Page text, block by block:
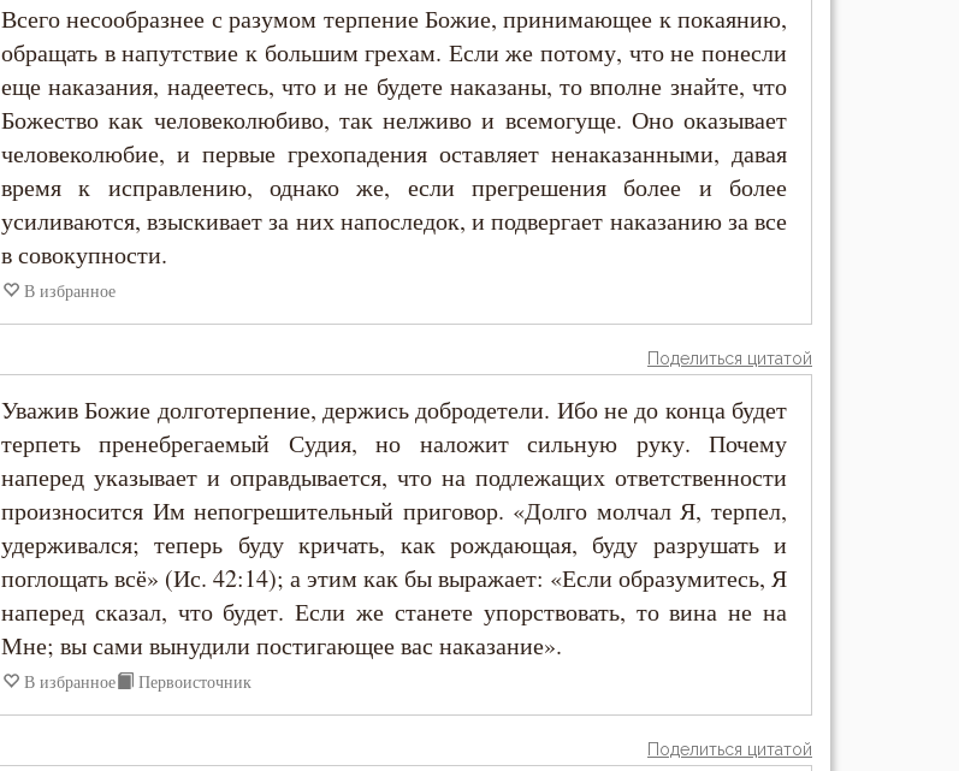
Всего несообразнее с разумом терпение Божие, принимающее к покаянию,
обращать в напутствие к большим грехам. Если же потому, что не понесли
еще наказания, надеетесь, что и не будете наказаны, то вполне знайте, что
Божество как человеколюбиво, так нелживо и всемогуще. Оно оказывает
человеколюбие, и первые грехопадения оставляет ненаказанными, давая
время к исправлению, однако же, если прегрешения более и более
усиливаются, взыскивает за них напоследок, и подвергает наказанию за все
в совокупности.
В избранное
Поделиться цитатой
Уважив Божие долготерпение, держись добродетели. Ибо не до конца будет
терпеть пренебрегаемый Судия, но наложит сильную руку. Почему
наперед указывает и оправдывается, что на подлежащих ответственности
произносится Им непогрешительный приговор. «Долго молчал Я, терпел,
удерживался; теперь буду кричать, как рождающая, буду разрушать и
поглощать всё» (Ис. 42:14); а этим как бы выражает: «Если образумитесь, Я
наперед сказал, что будет. Если же станете упорствовать, то вина не на
Мне; вы сами вынудили постигающее вас наказание».
В избранное Первоисточник
Поделиться цитатой